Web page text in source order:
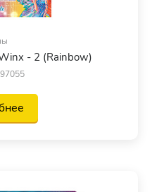
- 2 (Rainbow)